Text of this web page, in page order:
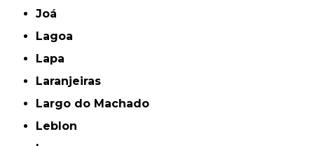
Joá
Lagoa
Lapa
Laranjeiras
Largo do Machado
Leblon